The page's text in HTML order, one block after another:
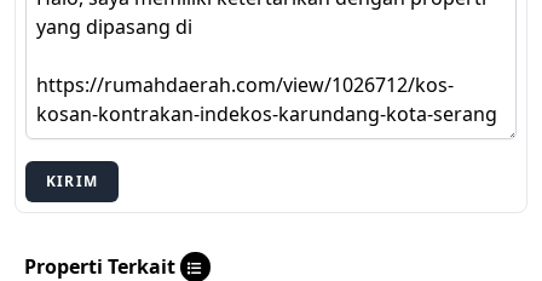
KIRIM
Properti Terkait